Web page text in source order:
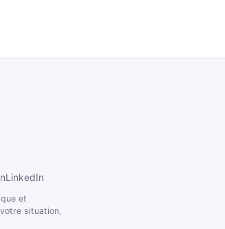
LinkedIn
et
situation,